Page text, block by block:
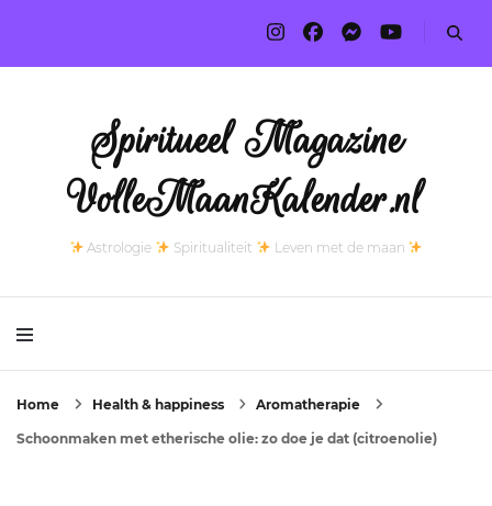
Spiritueel Magazine
VolleMaanKalender.nl
Astrologie Spiritualiteit Leven met de maan
Home Health & happiness Aromatherapie
Schoonmaken met etherische olie: zo doe je dat (citroenolie)